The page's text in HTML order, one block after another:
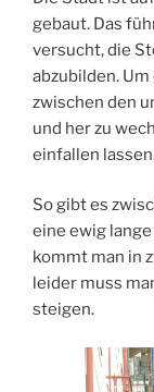
gebaut. Das
versucht, die
abzubilden.
zwischen den
und her zu
einfallen
So gibt es
eine ewig
kommt man in
leider muss
steigen.